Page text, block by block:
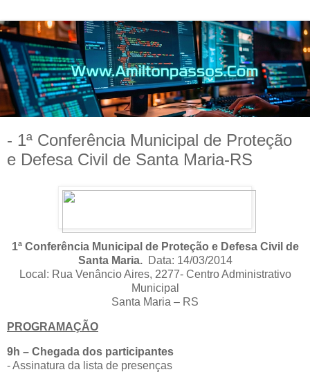
- 1ª Conferência Municipal de Proteção
e Defesa Civil de Santa Maria-RS
1ª Conferência Municipal de Proteção e Defesa Civil de
Santa Maria. Data: 14/03/2014
Local: Rua Venâncio Aires, 2277- Centro Administrativo
Municipal
Santa Maria – RS
PROGRAMAÇÃO
9h – Chegada dos participantes
- Assinatura da lista de presenças